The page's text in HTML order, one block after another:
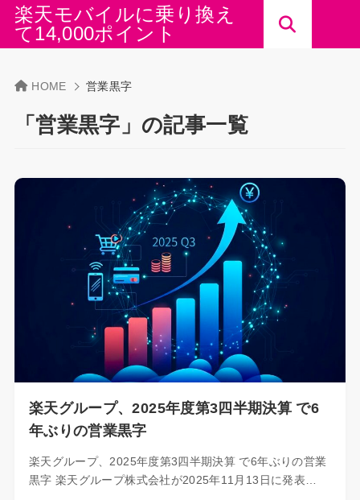
楽天モバイルに乗り換え
て14,000ポイント
HOME 営業黒字
「営業黒字」の記事一覧
楽天グループ、2025年度第3四半期決算 で6
年ぶりの営業黒字
楽天グループ、2025年度第3四半期決算 で6年ぶりの営業
黒字 楽天グループ株式会社が2025年11月13日に発表…